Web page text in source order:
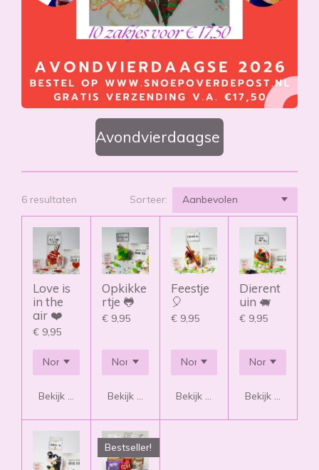
Avondvierdaagse
6 resultaten Sorteer:
Love is
in the
air ❤️
€ 9,95
Bekijk details
Opkikke
rtje 🐸
€ 9,95
Bekijk details
Feestje
🎈
€ 9,95
Bekijk details
Dierent
uin 🐖
€ 9,95
Bekijk details
Bestseller!